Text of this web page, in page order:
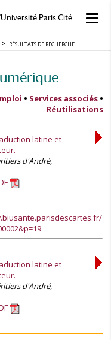
Paris Cité
RÉSULTATS DE RECHERCHE
• Services associés •
Réutilisations
latine et
d'André,
latine et
d'André,